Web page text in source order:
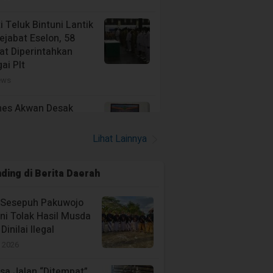
UANG YANG
HEADLINE
Bangkitkan Ekonomi Warga
Penutupan Mess BP Tangguh
Teluk Bintuni Lantik
Eselon, 58
Diperintahkan
Plt
Akwan Desak
Tidak Ada
Hilangnya Iptu Tomi
di Kali Rawara
Lihat Lainnya
di Berita Daerah
Pakuwojo
Tolak Hasil Musda
Ilegal